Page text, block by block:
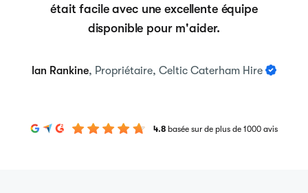
était facile avec une excellente équipe
disponible pour m'aider.
Ian Rankine, Propriétaire, Celtic Caterham Hire
4.8 basée sur de plus de 1000 avis